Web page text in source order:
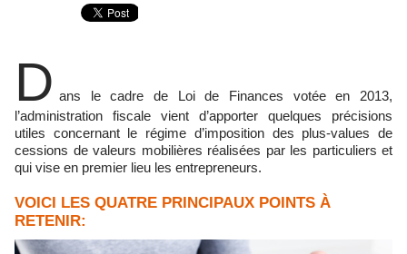
D ans le cadre de Loi de Finances votée en 2013,
l’administration fiscale vient d’apporter quelques précisions
utiles concernant le régime d’imposition des plus-values de
cessions de valeurs mobilières réalisées par les particuliers et
qui vise en premier lieu les entrepreneurs.
VOICI LES QUATRE PRINCIPAUX POINTS À
RETENIR: